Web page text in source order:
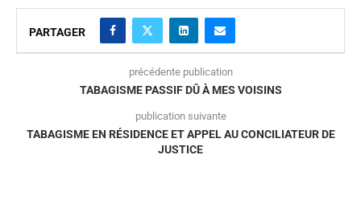
PARTAGER
précédente publication
TABAGISME PASSIF DÛ À MES VOISINS
publication suivante
TABAGISME EN RÉSIDENCE ET APPEL AU CONCILIATEUR DE
JUSTICE